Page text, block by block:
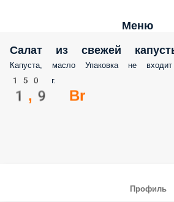
Меню
Салат из свежей
Капуста, масло Упаковка не
150 г.
1,9 Br
Профиль